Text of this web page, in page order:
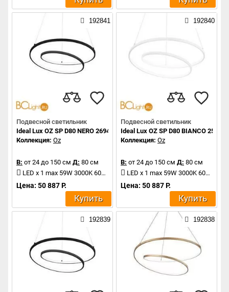
192841
Подвесной светильник
Ideal Lux OZ SP D80 NERO 269450
Коллекция: Oz
В: от 24 до 150 см Д: 80 см
LED x 1 max 59W 3000K 6000Lm
Цена: 50 887 Р.
Купить
192840
Подвесной светильник
Ideal Lux OZ SP D80 BIANCO 253664
Коллекция: Oz
В: от 24 до 150 см Д: 80 см
LED x 1 max 59W 3000K 6000Lm
Цена: 50 887 Р.
Купить
192839 192838